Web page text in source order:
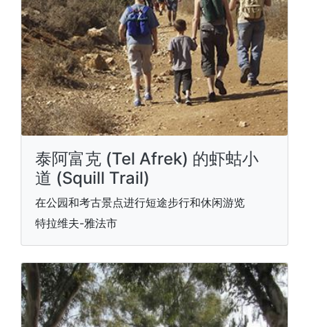
泰阿富克 (Tel Afrek) 的虾蛄小
道 (Squill Trail)
在公园和考古景点进行短途步行和休闲游览
特拉维夫-雅法市